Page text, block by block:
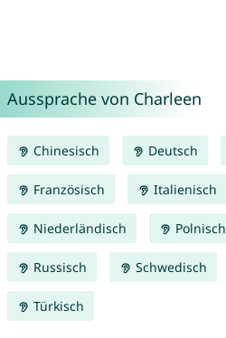
Aussprache von Charleen
Chinesisch Deutsch
Französisch Italienisch
Niederländisch Polnisch
Russisch Schwedisch
Türkisch